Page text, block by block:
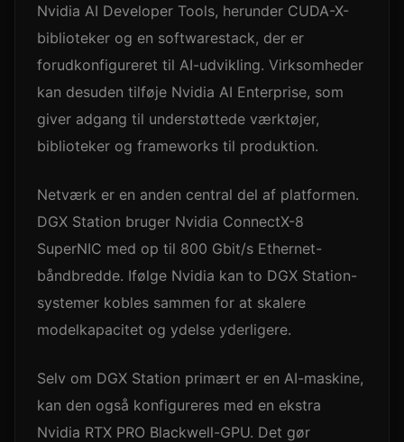
Nvidia AI Developer Tools, herunder CUDA-X-
biblioteker og en softwarestack, der er
forudkonfigureret til AI-udvikling. Virksomheder
kan desuden tilføje Nvidia AI Enterprise, som
giver adgang til understøttede værktøjer,
biblioteker og frameworks til produktion.
Netværk er en anden central del af platformen.
DGX Station bruger Nvidia ConnectX-8
SuperNIC med op til 800 Gbit/s Ethernet-
båndbredde. Ifølge Nvidia kan to DGX Station-
systemer kobles sammen for at skalere
modelkapacitet og ydelse yderligere.
Selv om DGX Station primært er en AI-maskine,
kan den også konfigureres med en ekstra
Nvidia RTX PRO Blackwell-GPU. Det gør